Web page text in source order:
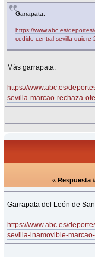
Garrapata.
https://www.abc.es/
cedido-central-sevilla-
Más garrapata:
https://www.abc.es/
sevilla-marcao-rechaza-
« Respuesta
Garrapata del León de
https://www.abc.es/
sevilla-inamovible-